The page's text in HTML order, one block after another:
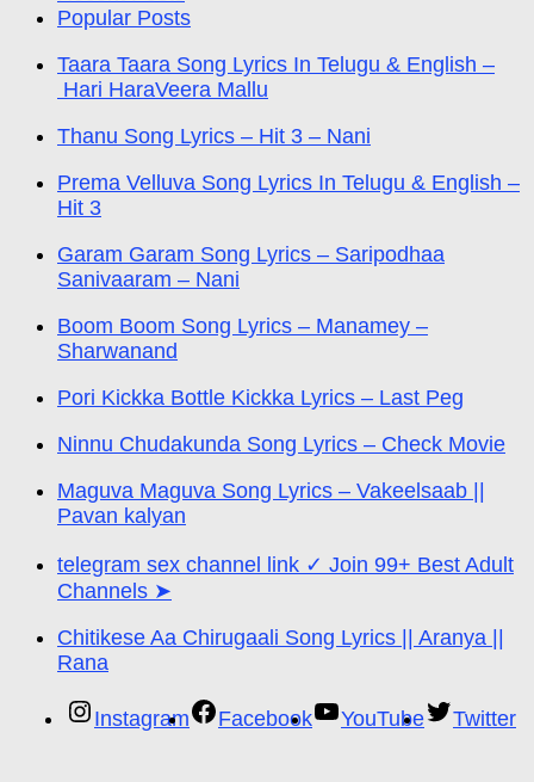
Popular Posts
Taara Taara Song Lyrics In Telugu & English –
Hari HaraVeera Mallu
Thanu Song Lyrics – Hit 3 – Nani
Prema Velluva Song Lyrics In Telugu & English –
Hit 3
Garam Garam Song Lyrics – Saripodhaa
Sanivaaram – Nani
Boom Boom Song Lyrics – Manamey –
Sharwanand
Pori Kickka Bottle Kickka Lyrics – Last Peg
Ninnu Chudakunda Song Lyrics – Check Movie
Maguva Maguva Song Lyrics – Vakeelsaab ||
Pavan kalyan
telegram sex channel link ✓ Join 99+ Best Adult
Channels ➤
Chitikese Aa Chirugaali Song Lyrics || Aranya ||
Rana
Instagram Facebook YouTube Twitter